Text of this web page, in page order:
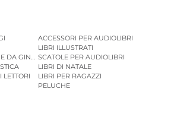
ACCESSORI PER AUDIOLIBRI
LIBRI ILLUSTRATI
DA GINNASTICASCATOLE PER AUDIOLIBRI
LIBRI DI NATALE
LIBRI PER RAGAZZI
PELUCHE